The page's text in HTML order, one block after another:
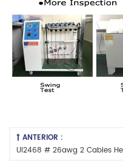
ANTERIOR :
Ul2468 # 26awg 2 Cables